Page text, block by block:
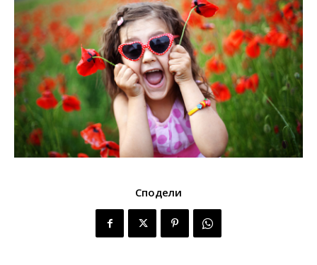
Сподели